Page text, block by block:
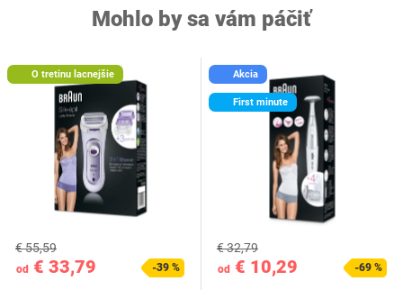
Mohlo by sa vám páčiť
O tretinu lacnejšie
od € 33,79
€ 55,59
-39 %
Akcia
First minute
od € 10,29
€ 32,79
-69 %